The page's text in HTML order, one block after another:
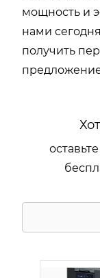
мощность и
нами
получить